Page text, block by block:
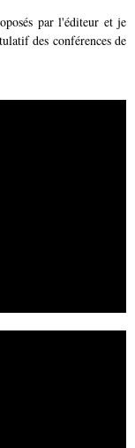
par l'éditeur et je
des conférences de